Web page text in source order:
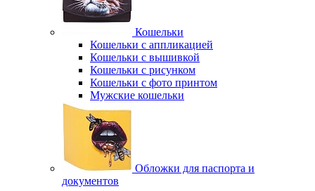
Кошельки
Кошельки с аппликацией
Кошельки с вышивкой
Кошельки с рисунком
Кошельки с фото принтом
Мужские кошельки
Обложки для паспорта и
документов